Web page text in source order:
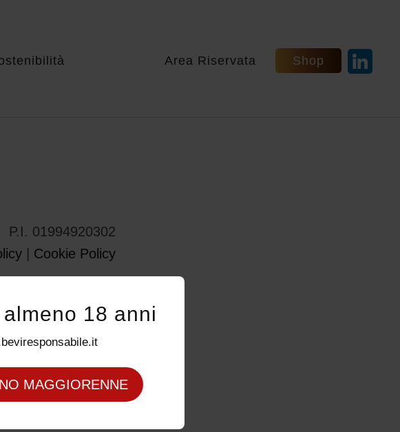
Area Riservata Shop
P.I. 01994920302
Cookie Policy
18 anni
MAGGIORENNE